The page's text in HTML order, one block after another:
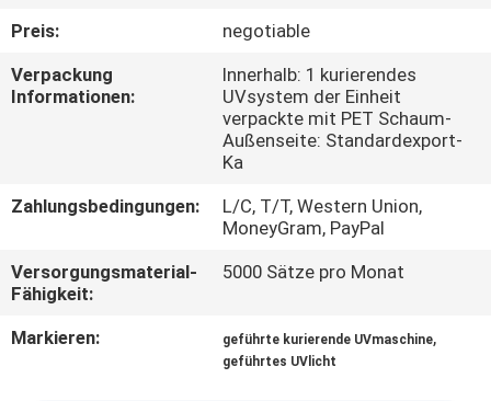
QUALITÄTSKONTROLLE
TRETEN
UNS
VERBINDUNG
NACHRICHTEN
Preis:
negotiable
Verpackung
Informationen:
Innerhalb: 1 kurierendes
UVsystem der Einheit
verpackte mit PET Schaum-
Außenseite: Standardexport-
Ka
Zahlungsbedingungen:
L/C, T/T, Western Union,
MoneyGram, PayPal
Versorgungsmaterial-
Fähigkeit:
5000 Sätze pro Monat
Markieren: geführte kurierende UVmaschine,
geführtes UVlicht